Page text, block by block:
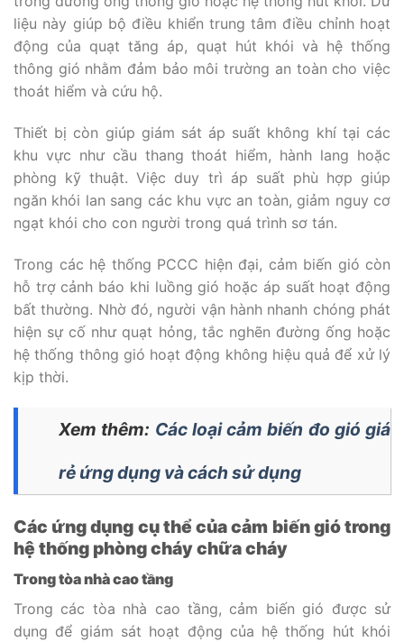
liệu này giúp bộ điều khiển trung tâm điều chỉnh hoạt
động của quạt tăng áp, quạt hút khói và hệ thống
thông gió nhằm đảm bảo môi trường an toàn cho việc
thoát hiểm và cứu hộ.
Thiết bị còn giúp giám sát áp suất không khí tại các
khu vực như cầu thang thoát hiểm, hành lang hoặc
phòng kỹ thuật. Việc duy trì áp suất phù hợp giúp
ngăn khói lan sang các khu vực an toàn, giảm nguy cơ
ngạt khói cho con người trong quá trình sơ tán.
Trong các hệ thống PCCC hiện đại, cảm biến gió còn
hỗ trợ cảnh báo khi luồng gió hoặc áp suất hoạt động
bất thường. Nhờ đó, người vận hành nhanh chóng phát
hiện sự cố như quạt hỏng, tắc nghẽn đường ống hoặc
hệ thống thông gió hoạt động không hiệu quả để xử lý
kịp thời.
Xem thêm: Các loại cảm biến đo gió giá
rẻ ứng dụng và cách sử dụng
Các ứng dụng cụ thể của cảm biến gió trong
hệ thống phòng cháy chữa cháy
Trong tòa nhà cao tầng
Trong các tòa nhà cao tầng, cảm biến gió được sử
dụng để giám sát hoạt động của hệ thống hút khói